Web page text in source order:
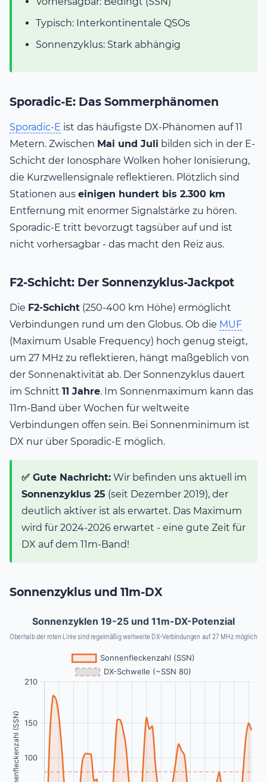
Typisch: Interkontinentale QSOs
Sonnenzyklus: Stark abhängig
Sporadic-E: Das Sommerphänomen
Sporadic-E ist das häufigste DX-Phänomen auf 11
Metern. Zwischen Mai und Juli bilden sich in der E-
Schicht der Ionosphäre Wolken hoher Ionisierung,
die Kurzwellensignale reflektieren. Plötzlich sind
Stationen aus einigen hundert bis 2.300 km
Entfernung mit enormer Signalstärke zu hören.
Sporadic-E tritt bevorzugt tagsüber auf und ist
nicht vorhersagbar - das macht den Reiz aus.
F2-Schicht: Der Sonnenzyklus-Jackpot
Die F2-Schicht (250-400 km Höhe) ermöglicht
Verbindungen rund um den Globus. Ob die MUF
(Maximum Usable Frequency) hoch genug steigt,
um 27 MHz zu reflektieren, hängt maßgeblich von
der Sonnenaktivität ab. Der Sonnenzyklus dauert
im Schnitt 11 Jahre. Im Sonnenmaximum kann das
11m-Band über Wochen für weltweite
Verbindungen offen sein. Bei Sonnenminimum ist
DX nur über Sporadic-E möglich.
✅ Gute Nachricht: Wir befinden uns aktuell im
Sonnenzyklus 25 (seit Dezember 2019), der
deutlich aktiver ist als erwartet. Das Maximum
wird für 2024-2026 erwartet - eine gute Zeit für
DX auf dem 11m-Band!
Sonnenzyklus und 11m-DX